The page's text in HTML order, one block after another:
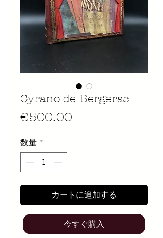
Cyrano de Bergerac
€500.00
数量 *
カートに追加する
今すぐ購入